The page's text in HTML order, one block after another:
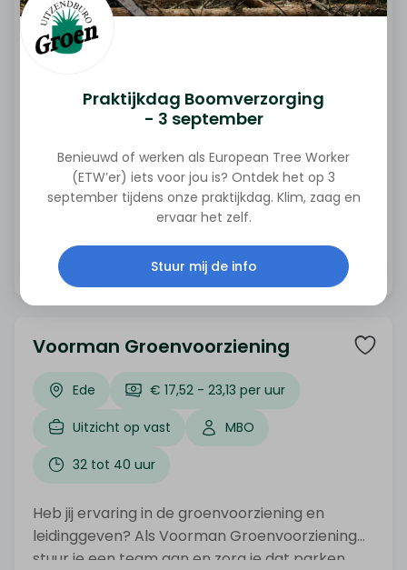
Voorman Groenvoorziening
Utrecht
Uitzicht op vast
Heb jij ervaring in de groenvoorziening en
leidinggeven? Als Voorman Groenvoorziening
stuur je een team aan en zorg je dat parken,
plantsoenen en andere openbare ruimtes er
verzorgd bij liggen. Organiseer jij graag en werk
je graag buiten? Solliciteer dan nu!
Bekijk vacature
Voorman Groenvoorziening
Ede € 17,52 - 23,13 per uur
Uitzicht op vast MBO
32 tot 40 uur
Heb jij ervaring in de groenvoorziening en
leidinggeven? Als Voorman Groenvoorziening
stuur je een team aan en zorg je dat parken,
Praktijkdag Boomverzorging
- 3 september
Benieuwd of werken als European Tree Worker
(ETW’er) iets voor jou is? Ontdek het op 3
september tijdens onze praktijkdag. Klim, zaag en
ervaar het zelf.
Stuur mij de info